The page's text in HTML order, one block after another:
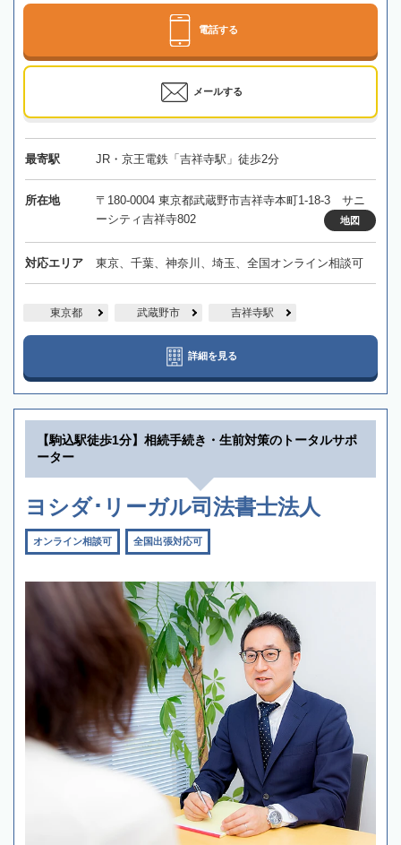
電話する
メールする
最寄駅 JR・京王電鉄「吉祥寺駅」徒歩2分
所在地
〒180-0004 東京都武蔵野市吉祥寺本町1-18-3 サニ
ーシティ吉祥寺802
地図
対応エリア 東京、千葉、神奈川、埼玉、全国オンライン相談可
東京都 武蔵野市 吉祥寺駅
詳細を見る
【駒込駅徒歩1分】相続手続き・生前対策のトータルサポ
ーター
ヨシダ･リーガル司法書士法人
オンライン相談可 全国出張対応可